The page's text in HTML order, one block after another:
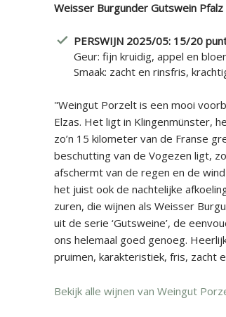
Weisser Burgunder Gutswein
PERSWIJN 2025/05: 15/20
Geur: fijn kruidig, appel en
Smaak: zacht en rinsfris,
"Weingut Porzelt is een mooi
Elzas. Het ligt in Klingenmünster,
zo’n 15 kilometer van de Franse
beschutting van de Vogezen ligt,
afschermt van de regen en de
het juist ook de nachtelijke
zuren, die wijnen als Weisser
uit de serie ‘Gutsweine’, de
ons helemaal goed genoeg.
pruimen, karakteristiek, fris, zacht
Bekijk alle wijnen van Weingut